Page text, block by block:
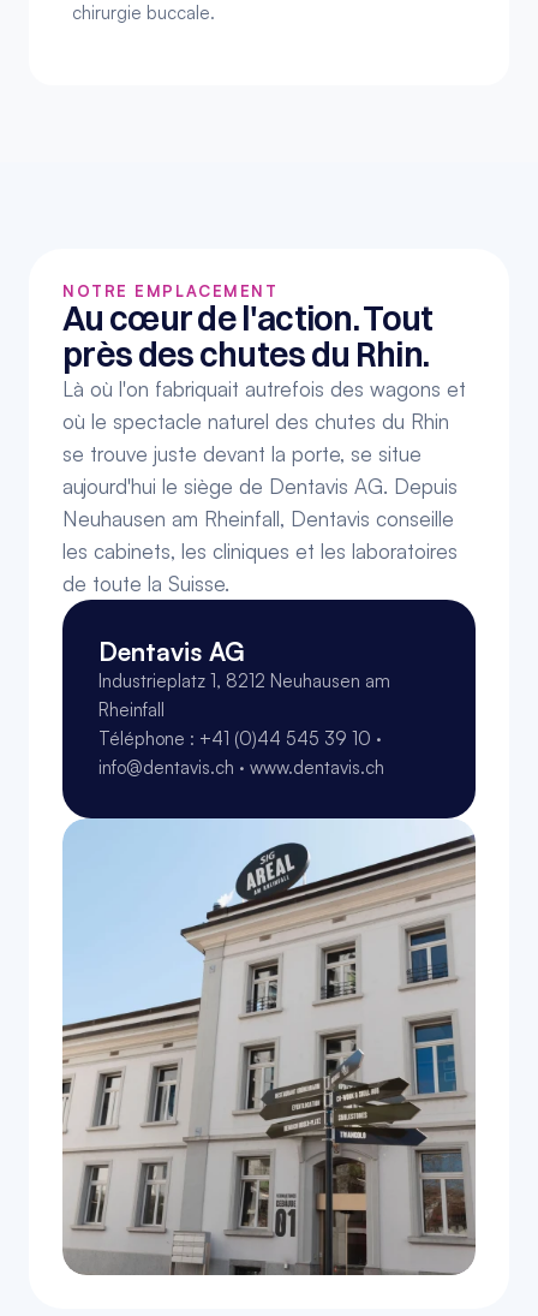
chirurgie buccale.
NOTRE EMPLACEMENT
Au cœur de l'action. Tout
près des chutes du Rhin.
Là où l'on fabriquait autrefois des wagons et
où le spectacle naturel des chutes du Rhin
se trouve juste devant la porte, se situe
aujourd'hui le siège de Dentavis AG. Depuis
Neuhausen am Rheinfall, Dentavis conseille
les cabinets, les cliniques et les laboratoires
de toute la Suisse.
Dentavis AG
Industrieplatz 1, 8212 Neuhausen am
Rheinfall
Téléphone : +41 (0)44 545 39 10 ·
info@dentavis.ch · www.dentavis.ch